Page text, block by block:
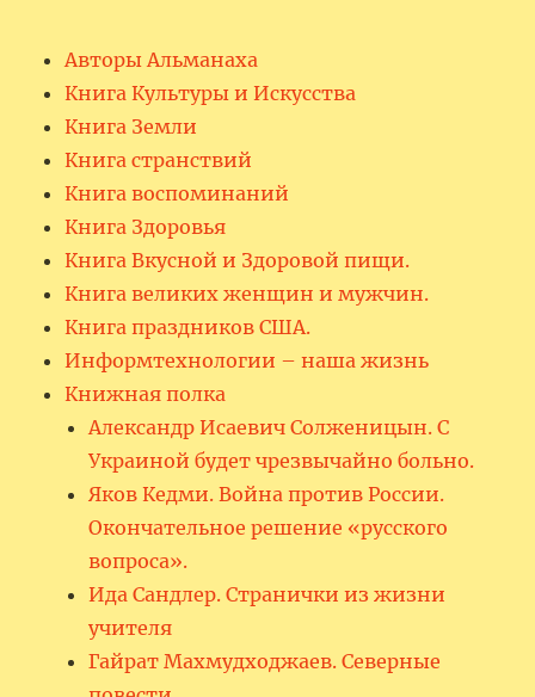
Авторы Альманаха
Книга Культуры и Искусства
Книга Земли
Книга странствий
Книга воспоминаний
Книга Здоровья
Книга Вкусной и Здоровой пищи.
Книга великих женщин и мужчин.
Книга праздников США.
Информтехнологии – наша жизнь
Книжная полка
Александр Исаевич Солженицын. С
Украиной будет чрезвычайно больно.
Яков Кедми. Война против России.
Окончательное решение «русского
вопроса».
Ида Сандлер. Странички из жизни
учителя
Гайрат Махмудходжаев. Северные